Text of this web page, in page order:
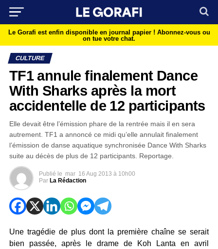
Le Gorafi est enfin disponible en journal papier ! Abonnez-vous ou
on tue votre chat.
CULTURE
TF1 annule finalement Dance
With Sharks après la mort
accidentelle de 12 participants
Elle devait être l’émission phare de la rentrée mais il en sera
autrement. TF1 a annoncé ce midi qu’elle annulait finalement
l’émission de danse aquatique synchronisée Dance With Sharks
suite au décès de plus de 12 participants. Reportage.
Publié le mar 16 Aug 2013 à 10h00
Par La Rédaction
Une tragédie de plus dont la première chaîne se serait
bien passée, après le drame de Koh Lanta en avril